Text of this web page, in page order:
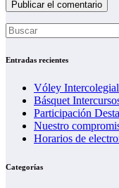
Entradas recientes
Vóley Intercolegial
Básquet
Participación
Nuestro
Horarios de
Categorías